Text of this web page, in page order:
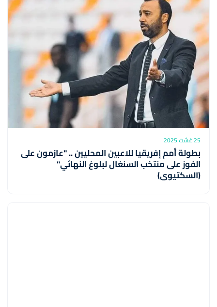
25 غشت 2025
بطولة أمم إفريقيا للاعبين المحليين .. "عازمون على
الفوز على منتخب السنغال لبلوغ النهائي"
(السكتيوي)